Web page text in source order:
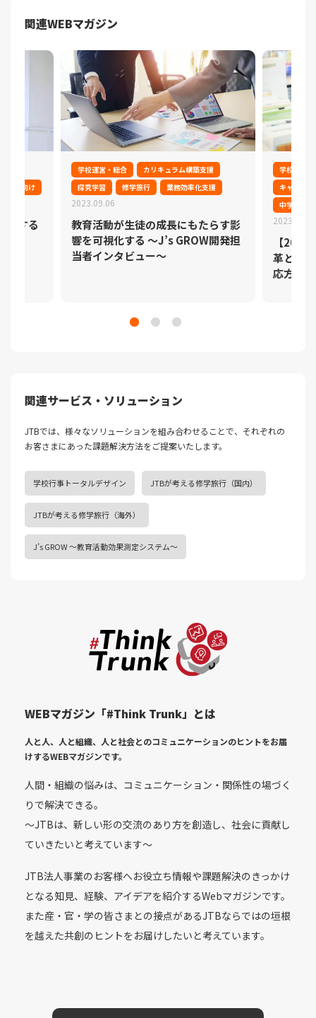
関連WEBマガジン
高校向け
現する
学校運営・総合
カリキュラム構築支援
探究学習
修学旅行 業務効率化支援
2023.09.06
教育活動が生徒の成長にもたらす影
響を可視化する ～J’s GROW開発担
当者インタビュー～
学校運営
キャリア
中学・高
2023.01.06
【
革とは
応方法
関連サービス・ソリューション
JTBでは、様々なソリューションを組み合わせることで、それぞれの
お客さまにあった課題解決⽅法をご提案いたします。
学校行事トータルデザイン JTBが考える修学旅行（国内）
JTBが考える修学旅行（海外）
J’s GROW ～教育活動効果測定システム～
WEBマガジン「#Think Trunk」とは
人と人、人と組織、人と社会とのコミュニケーションのヒントをお届
けするWEBマガジンです。
人間・組織の悩みは、コミュニケーション・関係性の場づく
りで解決できる。
〜JTBは、新しい形の交流のあり方を創造し、社会に貢献し
ていきたいと考えています〜
JTB法人事業のお客様へお役立ち情報や課題解決のきっかけ
となる知見、経験、アイデアを紹介するWebマガジンです。
また産・官・学の皆さまとの接点があるJTBならではの垣根
を越えた共創のヒントをお届けしたいと考えています。